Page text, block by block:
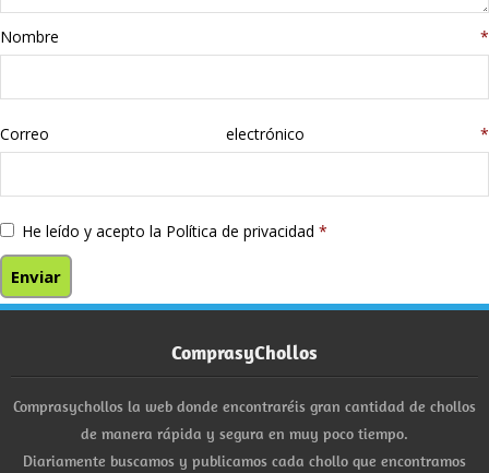
libros
Nombre *
Correo electrónico *
He leído y acepto la Política de privacidad *
ComprasyChollos
Comprasychollos la web donde encontraréis gran cantidad de chollos
de manera rápida y segura en muy poco tiempo.
Diariamente buscamos y publicamos cada chollo que encontramos